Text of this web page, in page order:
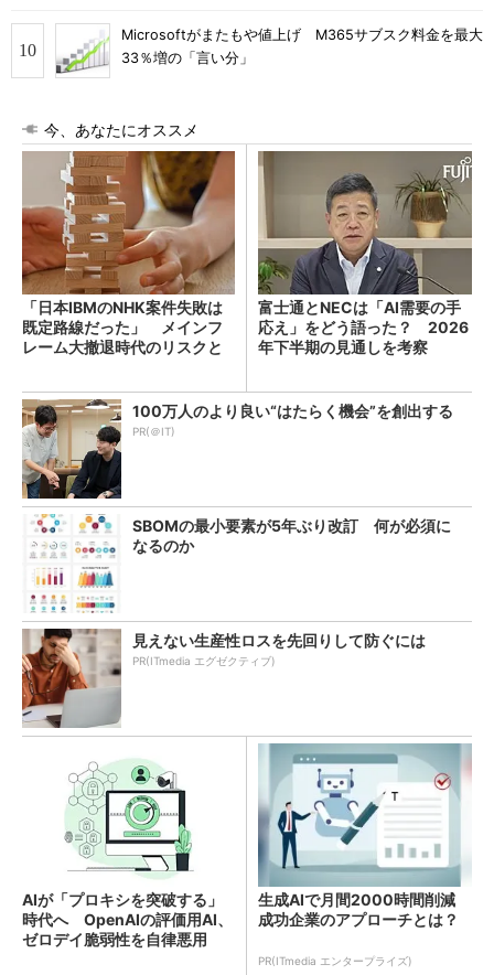
Microsoftがまたもや値上げ M365サブスク料金を最大
33％増の「言い分」
今、あなたにオススメ
「日本IBMのNHK案件失敗は
既定路線だった」 メインフ
レーム大撤退時代のリスクと
富士通とNECは「AI需要の手
応え」をどう語った？ 2026
年下半期の見通しを考察
100万人のより良い“はたらく機会”を創出する
PR(＠IT)
SBOMの最小要素が5年ぶり改訂 何が必須に
なるのか
見えない生産性ロスを先回りして防ぐには
PR(ITmedia エグゼクティブ)
AIが「プロキシを突破する」
時代へ OpenAIの評価用AI、
ゼロデイ脆弱性を自律悪用
生成AIで月間2000時間削減
成功企業のアプローチとは？
PR(ITmedia エンタープライズ)